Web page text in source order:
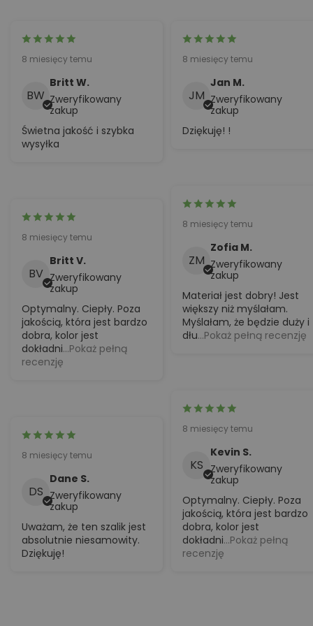
Wymiany
Najszybszym sposobem na otrzymanie tego, czego chcesz, jest
złożenie nowego zamówienia na wybrany produkt.
Unia Europejska – 14 dni na odstąpienie od umowy
Niezależnie od powyższego, jeśli zamówienie jest dostarczane w
obrębie Unii Europejskiej, masz prawo anulować lub zwrócić
8 miesięcy temu
BW
Britt W.
Zweryfikowany
zakup
Świetna jakość i szybka
wysyłka
8 miesięcy temu
JM
Jan M.
Zweryfikowany
zakup
Dziękuję! !
8 miesięcy temu
ZM
Zofia M.
Zweryfikowany
zakup
Materiał jest dobry! Jest
większy niż myślałam.
Myślałam, że będzie duży i
dłu...Pokaż pełną recenzję
8 miesięcy temu
BV
Britt V.
Zweryfikowany
zakup
Optymalny. Ciepły. Poza
jakością, która jest bardzo
dobra, kolor jest
dokładni...Pokaż pełną
recenzję
8 miesięcy temu
KS
Kevin S.
Zweryfikowany
zakup
Optymalny. Ciepły. Poza
jakością, która jest bardzo
dobra, kolor jest
dokładni...Pokaż pełną
recenzję
8 miesięcy temu
DS
Dane S.
Zweryfikowany
zakup
Uważam, że ten szalik jest
absolutnie niesamowity.
Dziękuję!